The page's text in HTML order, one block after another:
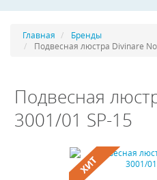
Главная
Бренды
Подвесная люстра Divinare
Подвесная
3001/01 SP-15